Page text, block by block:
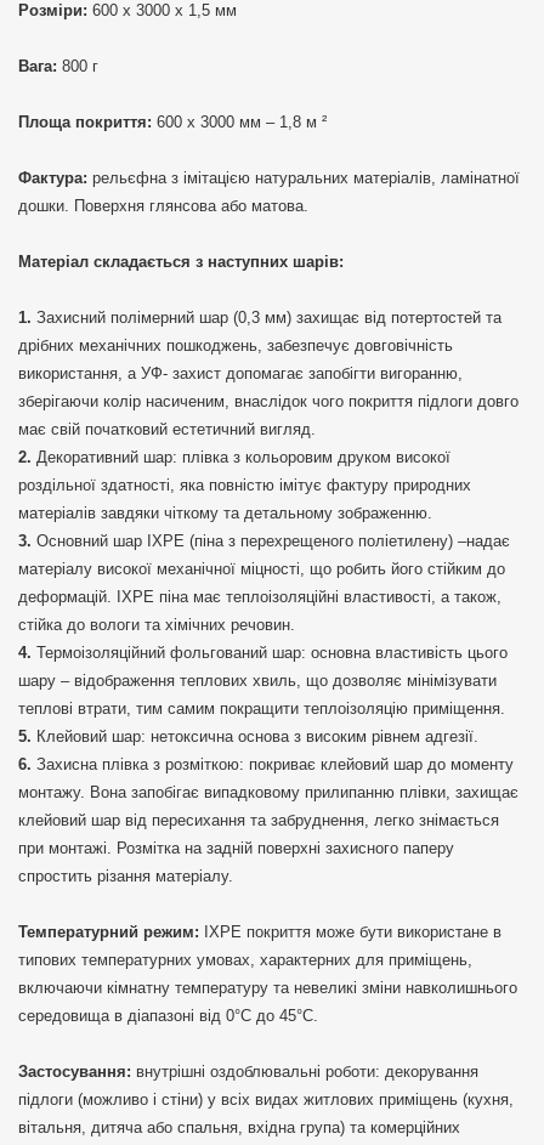
Розміри: 600 х 3000 х 1,5 мм
Вага: 800 г
Площа покриття: 600 х 3000 мм – 1,8 м ²
Фактура: рельєфна з імітацією натуральних матеріалів, ламінатної
дошки. Поверхня глянсова або матова.
Матеріал складається з наступних шарів:
Захисний полімерний шар (0,3 мм) захищає від потертостей та
дрібних механічних пошкоджень, забезпечує довговічність
використання, а УФ- захист допомагає запобігти вигоранню,
зберігаючи колір насиченим, внаслідок чого покриття підлоги довго
має свій початковий естетичний вигляд.
Декоративний шар: плівка з кольоровим друком високої
роздільної здатності, яка повністю імітує фактуру природних
матеріалів завдяки чіткому та детальному зображенню.
Основний шар IXPE (піна з перехрещеного поліетилену) –надає
матеріалу високої механічної міцності, що робить його стійким до
деформацій. IXPE піна має теплоізоляційні властивості, а також,
стійка до вологи та хімічних речовин.
Термоізоляційний фольгований шар: основна властивість цього
шару – відображення теплових хвиль, що дозволяє мінімізувати
теплові втрати, тим самим покращити теплоізоляцію приміщення.
Клейовий шар: нетоксична основа з високим рівнем адгезії.
Захисна плівка з розміткою: покриває клейовий шар до моменту
монтажу. Вона запобігає випадковому прилипанню плівки, захищає
клейовий шар від пересихання та забруднення, легко знімається
при монтажі. Розмітка на задній поверхні захисного паперу
спростить різання матеріалу.
Температурний режим: IXPE покриття може бути використане в
типових температурних умовах, характерних для приміщень,
включаючи кімнатну температуру та невеликі зміни навколишнього
середовища в діапазоні від 0°C до 45°C.
Застосування: внутрішні оздоблювальні роботи: декорування
підлоги (можливо і стіни) у всіх видах житлових приміщень (кухня,
вітальня, дитяча або спальня, вхідна група) та комерційних